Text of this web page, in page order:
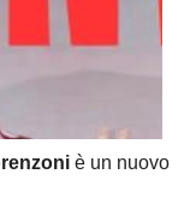
è un nuovo